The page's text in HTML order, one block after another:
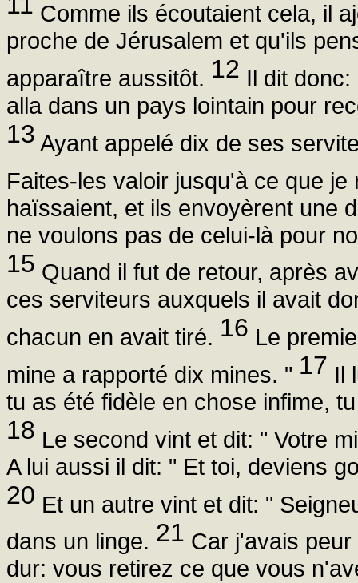
Comme ils écoutaient cela, il
proche de Jérusalem et qu'ils
apparaître aussitôt. 12 Il dit
alla dans un pays lointain pour
13 Ayant appelé dix de ses
Faites-les valoir jusqu'à ce que
haïssaient, et ils envoyèrent une
ne voulons pas de celui-là pour
15 Quand il fut de retour, après
ces serviteurs auxquels il avait
chacun en avait tiré. 16 Le
mine a rapporté dix mines. " 17 Il
tu as été fidèle en chose infime,
18 Le second vint et dit: " Votre
A lui aussi il dit: " Et toi, deviens
20 Et un autre vint et dit: "
dans un linge. 21 Car j'avais
dur: vous retirez ce que vous